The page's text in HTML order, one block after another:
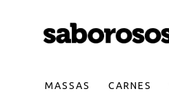
MASSAS CARNES